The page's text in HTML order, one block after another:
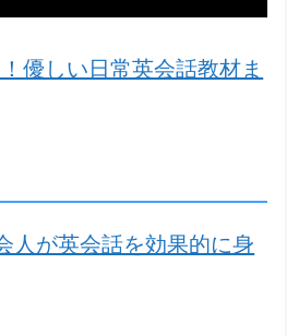
優しい日常英会話教材ま
人が英会話を効果的に身